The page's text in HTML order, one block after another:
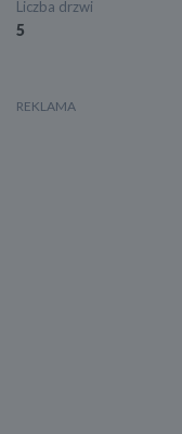
Liczba drzwi
5